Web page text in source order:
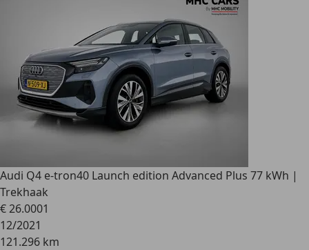
Audi Q4 e-tron40 Launch edition Advanced Plus 77 kWh |
Trekhaak
€ 26.0001
12/2021
121.296 km